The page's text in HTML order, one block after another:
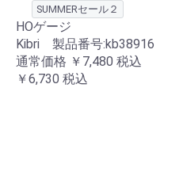
SUMMERセール２
HOゲージ
Kibri 製品番号:kb38916
通常価格 ￥7,480 税込
￥6,730 税込